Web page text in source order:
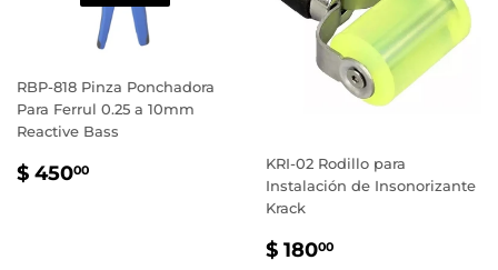
RBP-818 Pinza Ponchadora
Para Ferrul 0.25 a 10mm
Reactive Bass
PRECIO
$ 45000
KRI-02 Rodillo para
Instalación de Insonorizante
Krack
PRECIO
$ 18000